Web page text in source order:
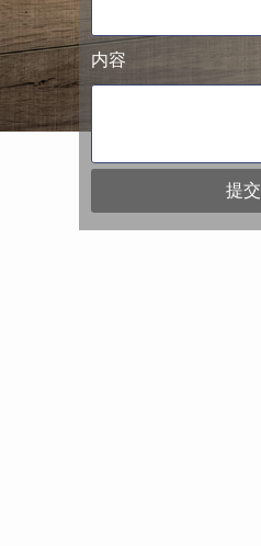
内容
提交